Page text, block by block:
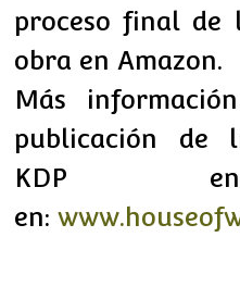
proceso final de
obra en Amazon.
Más
publicación de
KDP
en: